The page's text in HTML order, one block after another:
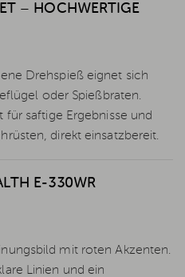
– HOCHWERTIGE
Drehspieß eignet sich
oder Spießbraten.
saftige Ergebnisse und
direkt einsatzbereit.
E-330WR
mit roten Akzenten.
Linien und ein